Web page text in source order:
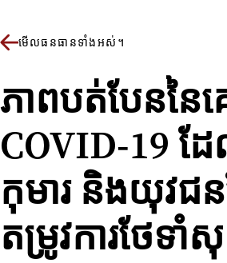
មើលធនធានទាំងអស់។
ភាពបត់បែនន
COVID-19
កុមារ និងយុវជ
តម្រូវការថែទ